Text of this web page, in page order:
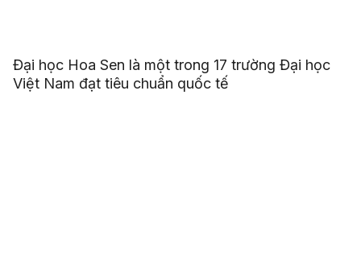
Đại học Hoa Sen là một trong 17 trường Đại học
Việt Nam đạt tiêu chuẩn quốc tế